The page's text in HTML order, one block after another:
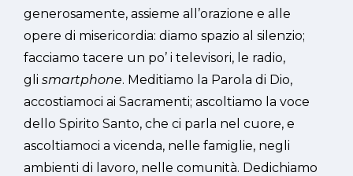
generosamente, assieme all’orazione e alle
opere di misericordia: diamo spazio al silenzio;
facciamo tacere un po’ i televisori, le radio,
gli smartphone. Meditiamo la Parola di Dio,
accostiamoci ai Sacramenti; ascoltiamo la voce
dello Spirito Santo, che ci parla nel cuore, e
ascoltiamoci a vicenda, nelle famiglie, negli
ambienti di lavoro, nelle comunità. Dedichiamo